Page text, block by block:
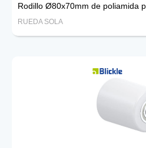
Rodillo Ø80x70mm de poliamida
RUEDA SOLA